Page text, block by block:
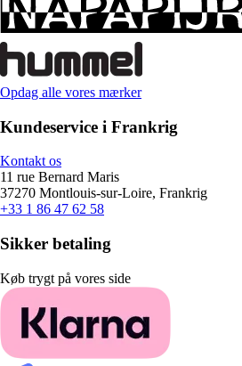
Opdag alle vores mærker
Kundeservice i Frankrig
Kontakt os
11 rue Bernard Maris
37270 Montlouis-sur-Loire, Frankrig
+33 1 86 47 62 58
Sikker betaling
Køb trygt på vores side